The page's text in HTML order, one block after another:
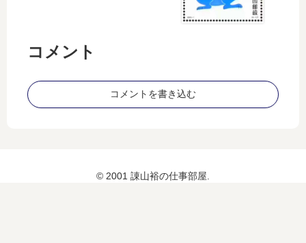
コメント
コメントを書き込む
© 2001 諌山裕の仕事部屋.